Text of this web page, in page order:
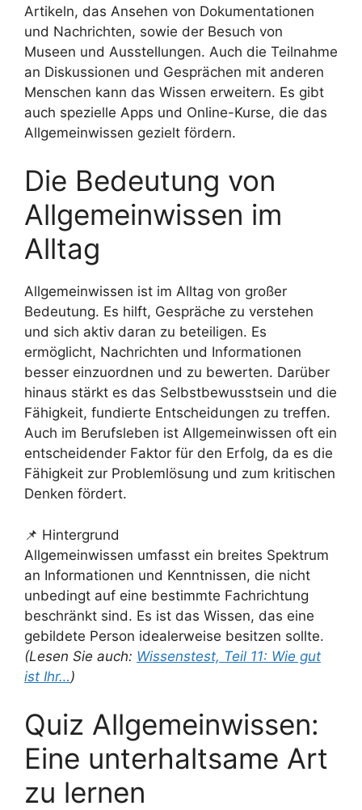
Artikeln, das Ansehen von Dokumentationen
und Nachrichten, sowie der Besuch von
Museen und Ausstellungen. Auch die Teilnahme
an Diskussionen und Gesprächen mit anderen
Menschen kann das Wissen erweitern. Es gibt
auch spezielle Apps und Online-Kurse, die das
Allgemeinwissen gezielt fördern.
Die Bedeutung von
Allgemeinwissen im
Alltag
Allgemeinwissen ist im Alltag von großer
Bedeutung. Es hilft, Gespräche zu verstehen
und sich aktiv daran zu beteiligen. Es
ermöglicht, Nachrichten und Informationen
besser einzuordnen und zu bewerten. Darüber
hinaus stärkt es das Selbstbewusstsein und die
Fähigkeit, fundierte Entscheidungen zu treffen.
Auch im Berufsleben ist Allgemeinwissen oft ein
entscheidender Faktor für den Erfolg, da es die
Fähigkeit zur Problemlösung und zum kritischen
Denken fördert.
📌 Hintergrund
Allgemeinwissen umfasst ein breites Spektrum
an Informationen und Kenntnissen, die nicht
unbedingt auf eine bestimmte Fachrichtung
beschränkt sind. Es ist das Wissen, das eine
gebildete Person idealerweise besitzen sollte.
(Lesen Sie auch: Wissenstest, Teil 11: Wie gut
ist Ihr…)
Quiz Allgemeinwissen:
Eine unterhaltsame Art
zu lernen